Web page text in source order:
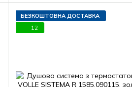
БЕЗКОШТОВНА ДОСТАВКА
12